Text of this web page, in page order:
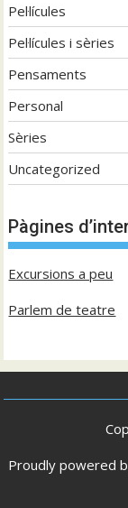
Pel·lícules
Pel·lícules i sèries
Pensaments
Personal
Sèries
Uncategorized
Pàgines
Excursions a peu
Parlem de teatre
Proudly powered